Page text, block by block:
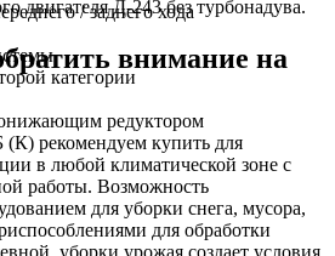
двигателя Д-243 без турбонадува.
внимание на
(К) рекомендуем купить для
в любой климатической зоне с
работы. Возможность
для уборки снега, мусора,
для обработки
/ заднего хода
категории
редуктором